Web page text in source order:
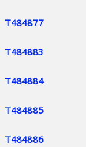
T484877
T484883
T484884
T484885
T484886